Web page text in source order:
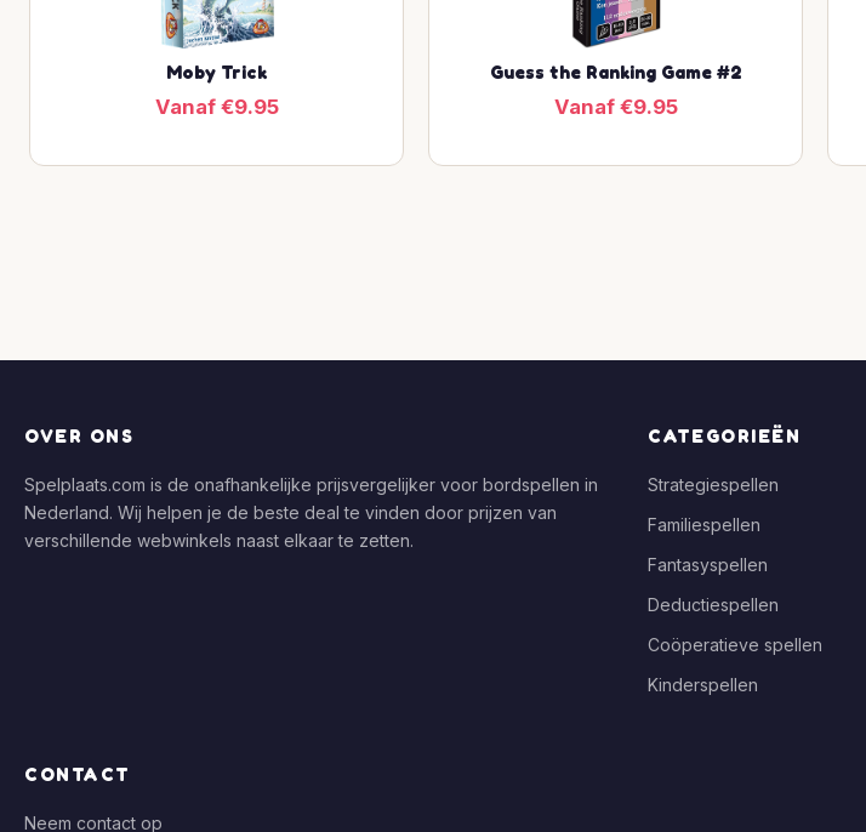
Moby Trick
Vanaf €9.95
Guess the Ranking Game #2
Vanaf €9.95
OVER ONS
Spelplaats.com is de onafhankelijke prijsvergelijker voor bordspellen in
Nederland. Wij helpen je de beste deal te vinden door prijzen van
verschillende webwinkels naast elkaar te zetten.
CATEGORIEËN
Strategiespellen
Familiespellen
Fantasyspellen
Deductiespellen
Coöperatieve spellen
Kinderspellen
CONTACT
Neem contact op